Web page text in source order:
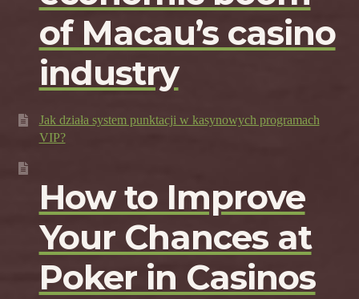
of Macau’s casino
industry
Jak działa system punktacji w kasynowych programach
VIP?
How to Improve
Your Chances at
Poker in Casinos